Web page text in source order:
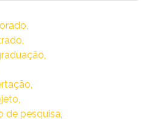
de pesquisa